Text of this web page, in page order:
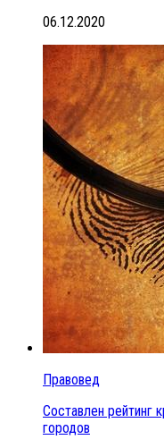
06.12.2020
Правовед
Составлен рейтинг
городов